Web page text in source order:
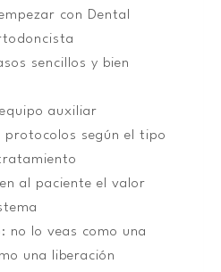
con Dental
sencillos y bien
auxiliar
protocolos según el tipo
al paciente el valor
no lo veas como una
una liberación